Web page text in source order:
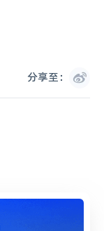
分享至：